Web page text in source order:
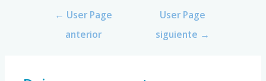
← User Page
anterior
User Page
siguiente →